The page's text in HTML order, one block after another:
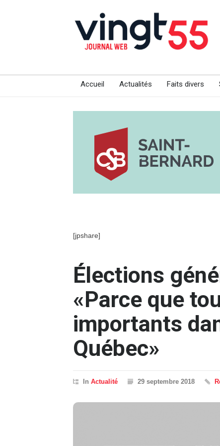
Accueil Actualités Faits divers
[jpshare]
Élections
«Parce que
importants
Québec»
In Actualité 29 septembre 2018